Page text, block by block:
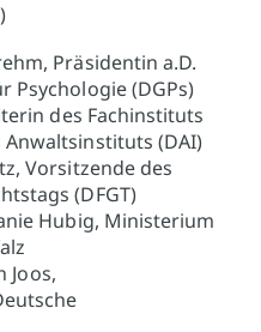
Präsidentin a.D.
Psychologie (DGPs)
des Fachinstituts
(DAI)
Vorsitzende des
(DFGT)
Hubig, Ministerium
Joos,